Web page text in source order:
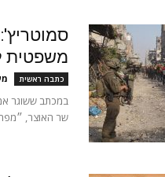
משפטית
כתבה ראשית
במכתב ששוגר
שר האוצר,